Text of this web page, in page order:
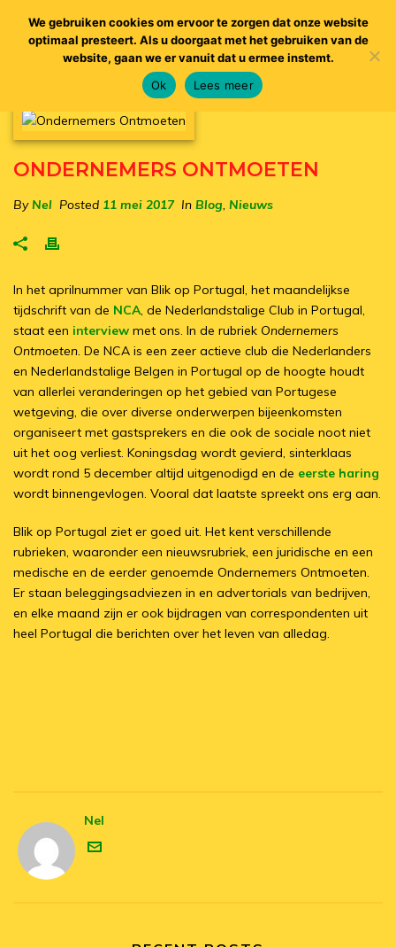
ONDERNEMERS ONTMOETEN
ByNel Posted 11 mei 2017 In Blog, Nieuws
In het aprilnummer van Blik op Portugal, het maandelijkse
tijdschrift van de NCA, de Nederlandstalige Club in Portugal,
staat een interview met ons. In de rubriek Ondernemers
Ontmoeten. De NCA is een zeer actieve club die Nederlanders
en Nederlandstalige Belgen in Portugal op de hoogte houdt
van allerlei veranderingen op het gebied van Portugese
wetgeving, die over diverse onderwerpen bijeenkomsten
organiseert met gastsprekers en die ook de sociale noot niet
uit het oog verliest. Koningsdag wordt gevierd, sinterklaas
wordt rond 5 december altijd uitgenodigd en de eerste haring
wordt binnengevlogen. Vooral dat laatste spreekt ons erg aan.
Blik op Portugal ziet er goed uit. Het kent verschillende
rubrieken, waaronder een nieuwsrubriek, een juridische en een
medische en de eerder genoemde Ondernemers Ontmoeten.
Er staan beleggingsadviezen in en advertorials van bedrijven,
en elke maand zijn er ook bijdragen van correspondenten uit
heel Portugal die berichten over het leven van alledag.
Nel
We gebruiken cookies om ervoor te zorgen dat onze website
optimaal presteert. Als u doorgaat met het gebruiken van de
website, gaan we er vanuit dat u ermee instemt.
Ok
Lees meer